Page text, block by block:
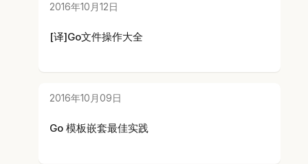
2016年10月12日
[译]Go文件操作大全
2016年10月09日
Go 模板嵌套最佳实践